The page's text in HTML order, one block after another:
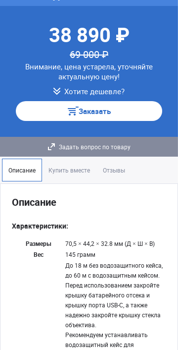
38 890 ₽
69 000 ₽
Внимание, цена устарела, уточняйте
актуальную цену!
Хотите дешевле?
Заказать
Задать вопрос по товару
Описание Купить вместе Отзывы
Описание
Характеристики:
Размеры
70,5 × 44,2 × 32.8 мм (Д × Ш × В)
Вес
145 грамм
До 18 м без водозащитного кейса,
до 60 м с водозащитным кейсом.
Перед использованием закройте
крышку батарейного отсека и
крышку порта USB-C, а также
надежно закройте крышку стекла
объектива.
Рекомендуем устанавливать
водозащитный кейс для